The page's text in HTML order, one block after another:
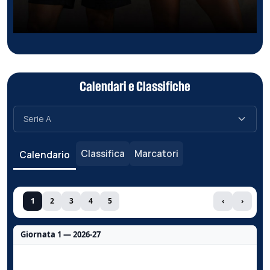
Calendari e Classifiche
Calendario Classifica Marcatori
1 2 3 4 5 ‹ ›
Giornata 1 — 2026-27